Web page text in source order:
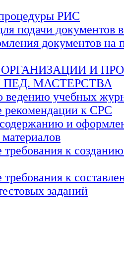
РИС
подачи документов
документов на
И
МАСТЕРСТВА
ведению учебных
рекомендации к СРС
и
к
к
заданий